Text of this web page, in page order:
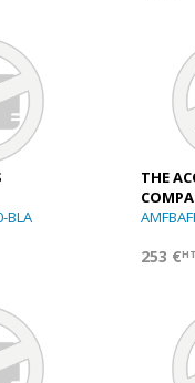
BLA
THE
253 €